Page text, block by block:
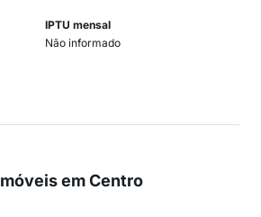
IPTU mensal
Não informado
em Centro